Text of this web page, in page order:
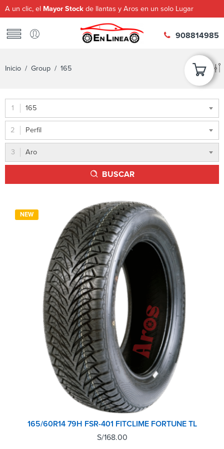
A un clic, el Mayor Stock de llantas y Aros en un solo Lugar
908814985
Inicio / Group / 165
165
Perfil
Aro
BUSCAR
NEW
165/60R14 79H FSR-401 FITCLIME FORTUNE TL
S/168.00